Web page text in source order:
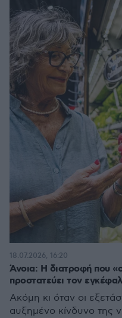
Άνοια: Η διατροφή που
προστατεύει τον
Ακόμη κι όταν οι
αυξημένο κίνδυνο της
18.07.2026, 16:20